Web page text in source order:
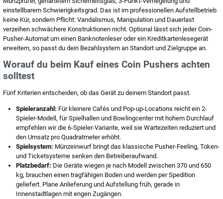
einstellbarem Schwierigkeitsgrad. Das ist im professionellen Aufstellbetrieb
keine Kür, sondern Pflicht: Vandalismus, Manipulation und Dauerlast
verzeihen schwächere Konstruktionen nicht. Optional lässt sich jeder Coin-
Pusher-Automat um einen Banknotenleser oder ein Kreditkartenlesegerät
erweitern, so passt du dein Bezahlsystem an Standort und Zielgruppe an.
Worauf du beim Kauf eines Coin Pushers achten
solltest
Fünf Kriterien entscheiden, ob das Gerät zu deinem Standort passt.
Spieleranzahl: Für kleinere Cafés und Pop-up-Locations reicht ein 2-
Spieler-Modell, für Spielhallen und Bowlingcenter mit hohem Durchlauf
empfehlen wir die 6-Spieler-Variante, weil sie Wartezeiten reduziert und
den Umsatz pro Quadratmeter erhöht.
Spielsystem: Münzeinwurf bringt das klassische Pusher-Feeling, Token-
und Ticketsysteme senken den Betreiberaufwand.
Platzbedarf: Die Geräte wiegen je nach Modell zwischen 370 und 650
kg, brauchen einen tragfähigen Boden und werden per Spedition
geliefert. Plane Anlieferung und Aufstellung früh, gerade in
Innenstadtlagen mit engen Zugängen.